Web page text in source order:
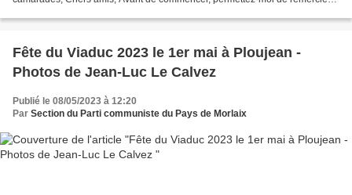
Fête du Viaduc 2023 le 1er mai à Ploujean -
Photos de Jean-Luc Le Calvez
Publié le 08/05/2023 à 12:20
Par Section du Parti communiste du Pays de Morlaix